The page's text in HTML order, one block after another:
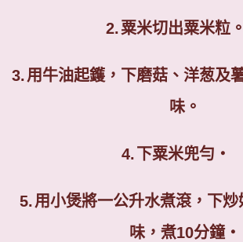
2.粟米切出粟米粒。
3.用牛油起鑊，下磨菇、洋葱及
味。
4.下粟米兜勻‧
5.用小煲將一公升水煮滾，下炒
味，煮10分鐘‧